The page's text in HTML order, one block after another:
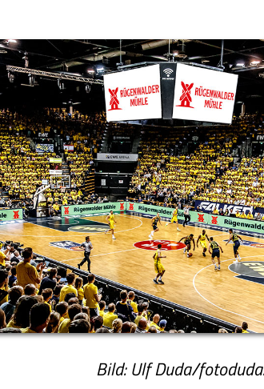
Bild: Ulf Duda/